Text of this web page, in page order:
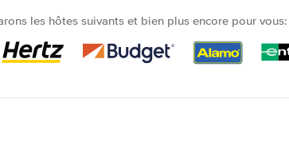
les hôtes suivants et bien plus encore pour vous: